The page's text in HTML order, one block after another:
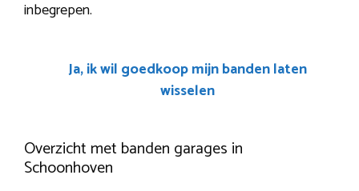
inbegrepen.
Ja, ik wil goedkoop mijn banden laten
wisselen
Overzicht met banden garages in
Schoonhoven